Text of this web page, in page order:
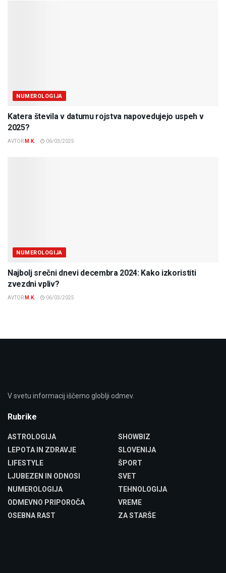
NUMEROLOGIJA
Katera števila v datumu rojstva napovedujejo uspeh v
2025?
AVTOR M.K. 06/03/2025
NUMEROLOGIJA
Najbolj srečni dnevi decembra 2024: Kako izkoristiti
zvezdni vpliv?
AVTOR M.K. 06/03/2025
V svetu informacij iščemo globlji odmev.
Rubrike
ASTROLOGIJA
LEPOTA IN ZDRAVJE
LIFESTYLE
LJUBEZEN IN ODNOSI
NUMEROLOGIJA
ODMEVNO PRIPOROČA
OSEBNA RAST
SHOWBIZ
SLOVENIJA
ŠPORT
SVET
TEHNOLOGIJA
VREME
ZA STARŠE